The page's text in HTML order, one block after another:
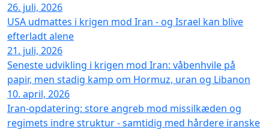
26. juli, 2026
USA udmattes i krigen mod Iran - og Israel kan blive
efterladt alene
21. juli, 2026
Seneste udvikling i krigen mod Iran: våbenhvile på
papir, men stadig kamp om Hormuz, uran og Libanon
10. april, 2026
Iran-opdatering: store angreb mod missilkæden og
regimets indre struktur - samtidig med hårdere iranske